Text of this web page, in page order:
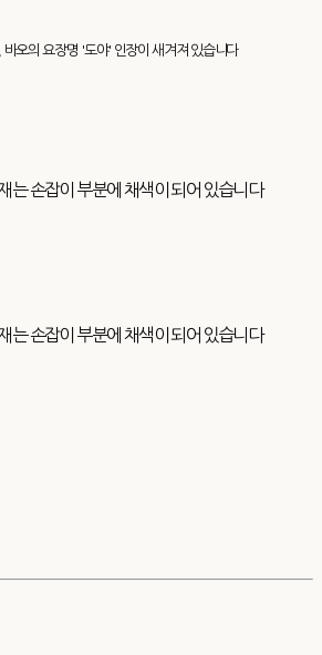
오의 요장명 '도야' 인장이 새겨져 있습니다
는 손잡이 부분에 채색이 되어 있습니다
는 손잡이 부분에 채색이 되어 있습니다